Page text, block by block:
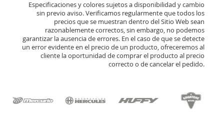
Especificaciones y colores sujetos a disponibilidad y cambio
sin previo aviso. Verificamos regularmente que todos los
precios que se muestran dentro del Sitio Web sean
razonablemente correctos, sin embargo, no podemos
garantizar la ausencia de errores. En el caso de que se detecte
un error evidente en el precio de un producto, ofreceremos al
cliente la oportunidad de comprar el producto al precio
correcto o de cancelar el pedido.